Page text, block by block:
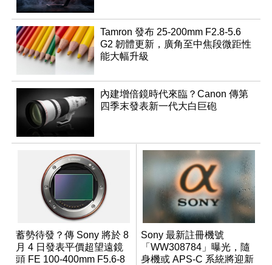
Tamron 發布 25-200mm F2.8-5.6
G2 韌體更新，廣角至中焦段微距性
能大幅升級
內建增倍鏡時代來臨？Canon 傳第
四季末發表新一代大白巨砲
蓄勢待發？傳 Sony 將於 8
月 4 日發表平價超望遠鏡
頭 FE 100-400mm F5.6-8
Sony 最新註冊機號
「WW308784」曝光，隨
身機或 APS-C 系統將迎新